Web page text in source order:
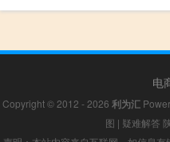
电
Copyright © 2012 - 2026 利为汇
图 | 疑难解答